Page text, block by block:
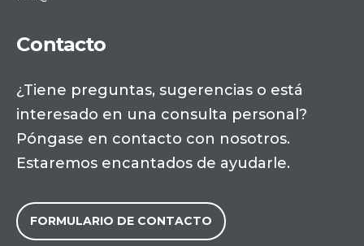
Contacto
¿Tiene preguntas, sugerencias o está
interesado en una consulta personal?
Póngase en contacto con nosotros.
Estaremos encantados de ayudarle.
FORMULARIO DE CONTACTO